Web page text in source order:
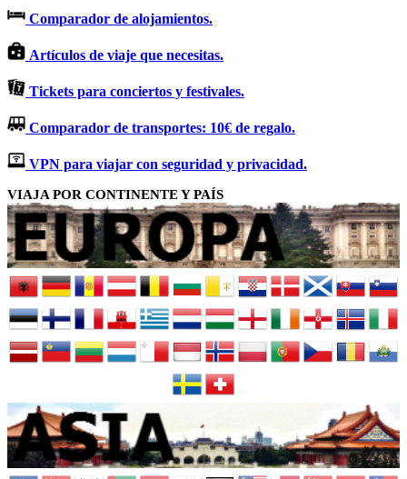
Comparador de alojamientos.
Artículos de viaje que necesitas.
Tickets para conciertos y festivales.
Comparador de transportes: 10€ de regalo.
VPN para viajar con seguridad y privacidad.
VIAJA POR CONTINENTE Y PAÍS